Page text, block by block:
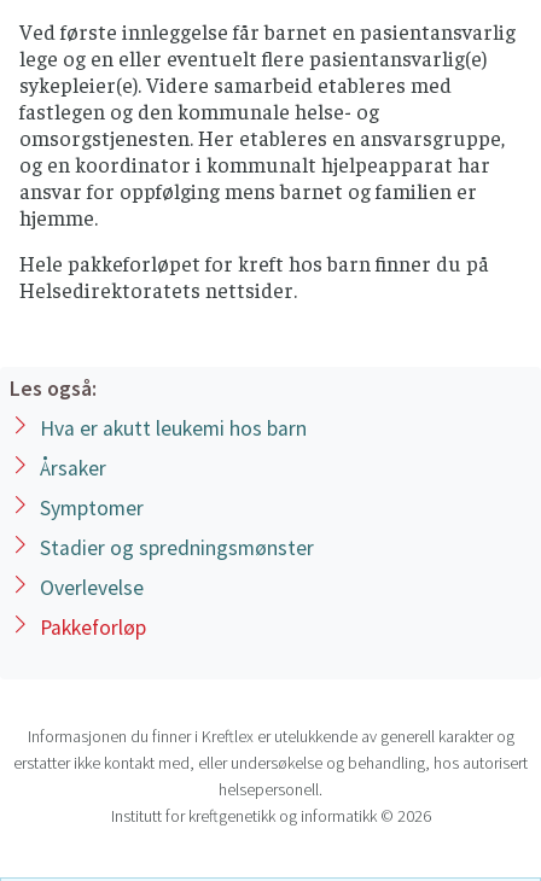
Ved første innleggelse får barnet en pasientansvarlig
lege og en eller eventuelt flere pasientansvarlig(e)
sykepleier(e). Videre samarbeid etableres med
fastlegen og den kommunale helse- og
omsorgstjenesten. Her etableres en ansvarsgruppe,
og en koordinator i kommunalt hjelpeapparat har
ansvar for oppfølging mens barnet og familien er
hjemme.
Hele pakkeforløpet for kreft hos barn finner du på
Helsedirektoratets nettsider.
Les også:
Hva er akutt leukemi hos barn
Årsaker
Symptomer
Stadier og spredningsmønster
Overlevelse
Pakkeforløp
Informasjonen du finner i Kreftlex er utelukkende av generell karakter og
erstatter ikke kontakt med, eller undersøkelse og behandling, hos autorisert
helsepersonell.
Institutt for kreftgenetikk og informatikk © 2026